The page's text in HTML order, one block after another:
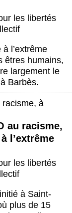
les libertés
l’extrême
êtres humains,
largement le
Barbès.
au racisme,
l’extrême
les libertés
à Saint-
plus de 15